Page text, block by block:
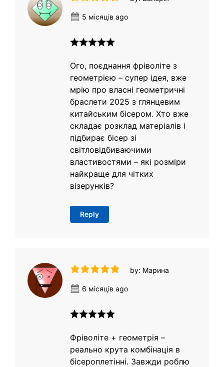
5 місяців ago
Ого, поєднання фріволіте з
геометрією – супер ідея, вже
мрію про власні геометричні
браслети 2025 з глянцевим
китайським бісером. Хто вже
складає розклад матеріалів і
підбирає бісер зі
світловідбиваючими
властивостями – які розміри
найкраще для чітких
візерунків?
Reply
by: Марина
6 місяців ago
Фріволіте + геометрія –
реально крута комбінація в
бісероплетінні. Завжди роблю